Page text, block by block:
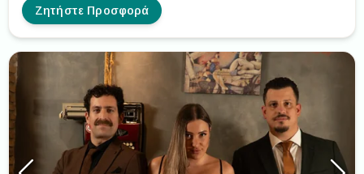
Ζητήστε Προσφορά